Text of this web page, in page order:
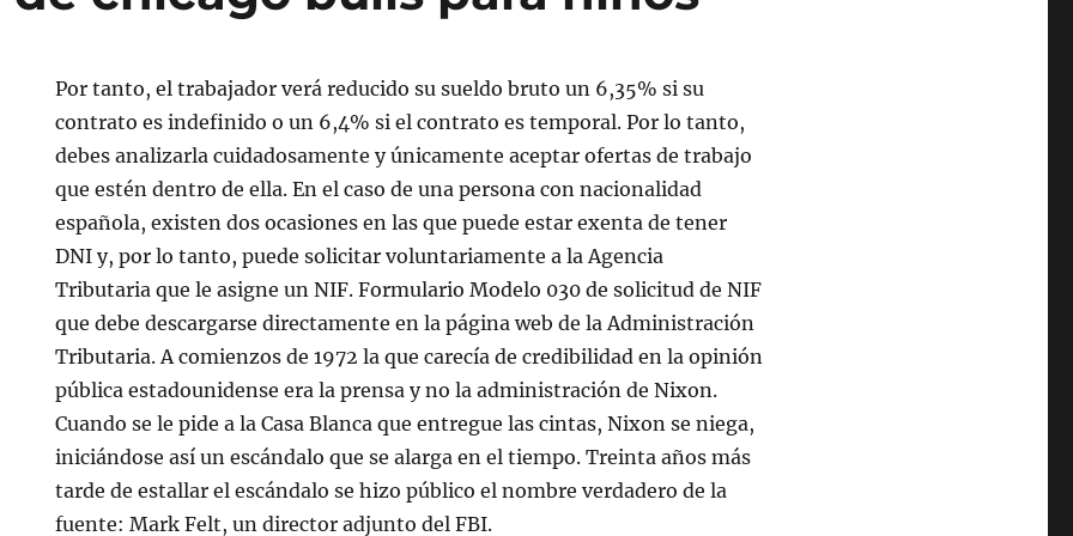
Por tanto, el trabajador verá reducido su sueldo bruto un 6,35% si su
contrato es indefinido o un 6,4% si el contrato es temporal. Por lo tanto,
debes analizarla cuidadosamente y únicamente aceptar ofertas de trabajo
que estén dentro de ella. En el caso de una persona con nacionalidad
española, existen dos ocasiones en las que puede estar exenta de tener
DNI y, por lo tanto, puede solicitar voluntariamente a la Agencia
Tributaria que le asigne un NIF. Formulario Modelo 030 de solicitud de NIF
que debe descargarse directamente en la página web de la Administración
Tributaria. A comienzos de 1972 la que carecía de credibilidad en la opinión
pública estadounidense era la prensa y no la administración de Nixon.
Cuando se le pide a la Casa Blanca que entregue las cintas, Nixon se niega,
iniciándose así un escándalo que se alarga en el tiempo. Treinta años más
tarde de estallar el escándalo se hizo público el nombre verdadero de la
fuente: Mark Felt, un director adjunto del FBI.